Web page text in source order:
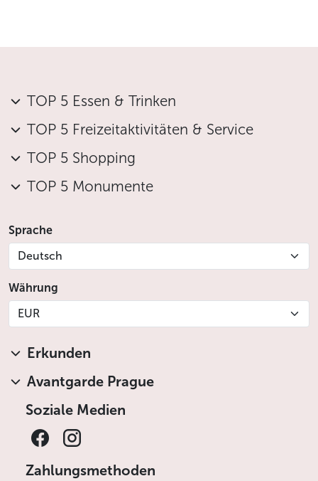
TOP 5 Essen & Trinken
TOP 5 Freizeitaktivitäten & Service
TOP 5 Shopping
TOP 5 Monumente
Sprache
Deutsch
Währung
EUR
Erkunden
Avantgarde Prague
Soziale Medien
Zahlungsmethoden